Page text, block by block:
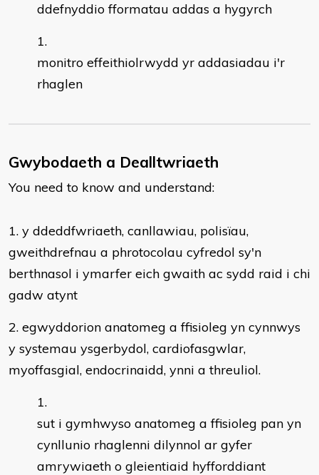
ddefnyddio fformatau addas a hygyrch
monitro effeithiolrwydd yr addasiadau i'r
rhaglen
Gwybodaeth a Dealltwriaeth
You need to know and understand:
​1. y ddeddfwriaeth, canllawiau, polisïau,
gweithdrefnau a phrotocolau cyfredol sy'n
berthnasol i ymarfer eich gwaith ac sydd raid i chi
gadw atynt
2. egwyddorion anatomeg a ffisioleg yn cynnwys
y systemau ysgerbydol, cardiofasgwlar,
myoffasgial, endocrinaidd, ynni a threuliol.
sut i gymhwyso anatomeg a ffisioleg pan yn
cynllunio rhaglenni dilynnol ar gyfer
amrywiaeth o gleientiaid hyfforddiant